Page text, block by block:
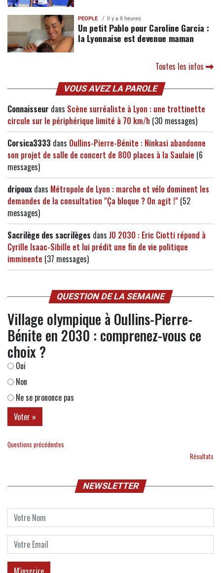
PEOPLE Il y a 8 heures
Un petit Pablo pour Caroline Garcia :
la Lyonnaise est devenue maman
Toutes les infos
VOUS AVEZ LA PAROLE
Connaisseur dans Scène surréaliste à Lyon : une trottinette
circule sur le périphérique limité à 70 km/h (30 messages)
Corsica3333 dans Oullins-Pierre-Bénite : Ninkasi abandonne
son projet de salle de concert de 800 places à la Saulaie (6
messages)
dripoux dans Métropole de Lyon : marche et vélo dominent les
demandes de la consultation "Ça bloque ? On agit !" (52
messages)
Sacrilège des sacrilèges dans JO 2030 : Eric Ciotti répond à
Cyrille Isaac-Sibille et lui prédit une fin de vie politique
imminente (37 messages)
QUESTION DE LA SEMAINE
Village olympique à Oullins-Pierre-
Bénite en 2030 : comprenez-vous ce
choix ?
Oui
Non
Ne se prononce pas
Questions précédentes
Résultats
NEWSLETTER